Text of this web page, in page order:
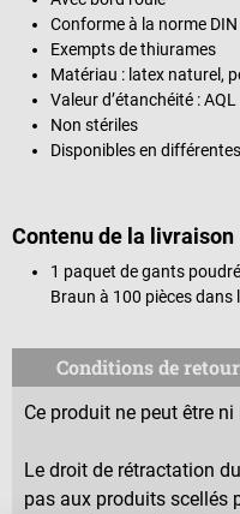
Conforme à la norme
Exempts de thiurames
Matériau : latex naturel,
Valeur d’étanchéité : AQL
Non stériles
Disponibles en
Contenu de la livraison
1 paquet de gants
Braun à 100 pièces dans
Conditions de retour
Ce produit ne peut être
Le droit de rétractation
pas aux produits scellés